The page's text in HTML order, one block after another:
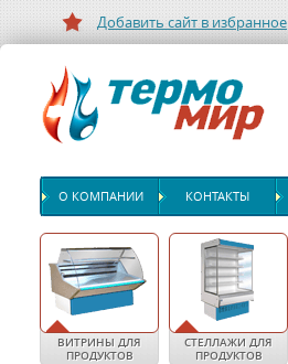
Добавить сайт в избранное
О КОМПАНИИ КОНТАКТЫ
ВИТРИНЫ ДЛЯ
ПРОДУКТОВ
СТЕЛЛАЖИ ДЛЯ
ПРОДУКТОВ